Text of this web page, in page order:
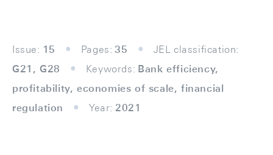
Issue: 15 Pages: 35
JEL classification:
G21, G28
Keywords: Bank efficiency,
profitability, economies of scale, financial
regulation
Year: 2021